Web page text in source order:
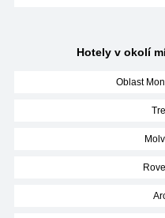
Hotely v okolí
Oblast